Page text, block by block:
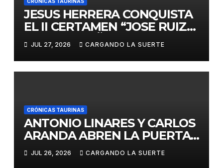
CRÓNICAS TAURINAS
JESUS HERRERA CONQUISTA
EL II CERTAMEN “JOSE RUIZ
CALATRAVEÑO”
JUL 27, 2026 CARGANDO LA SUERTE
CRÓNICAS TAURINAS
ANTONIO LINARES Y CARLOS
ARANDA ABREN LA PUERTA
GRANDE EN LA CORRIDA DE
FERIA DE ALMADÉN
JUL 26, 2026 CARGANDO LA SUERTE